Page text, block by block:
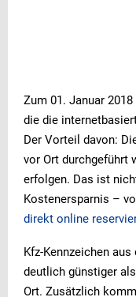
Zum 01. Januar
die die
Der Vorteil davon:
vor Ort durchgeführt
erfolgen. Das ist
Kostenersparnis –
direkt online
Kfz-Kennzeichen
deutlich günstiger
Ort. Zusätzlich